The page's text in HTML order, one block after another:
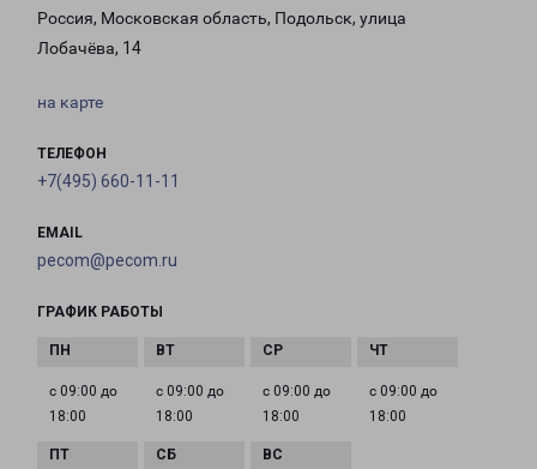
Россия, Московская область, Подольск, улица
Лобачёва, 14
на карте
ТЕЛЕФОН
+7(495) 660-11-11
EMAIL
pecom@pecom.ru
ГРАФИК РАБОТЫ
с 09:00 до
18:00
с 09:00 до
18:00
с 09:00 до
18:00
с 09:00 до
18:00